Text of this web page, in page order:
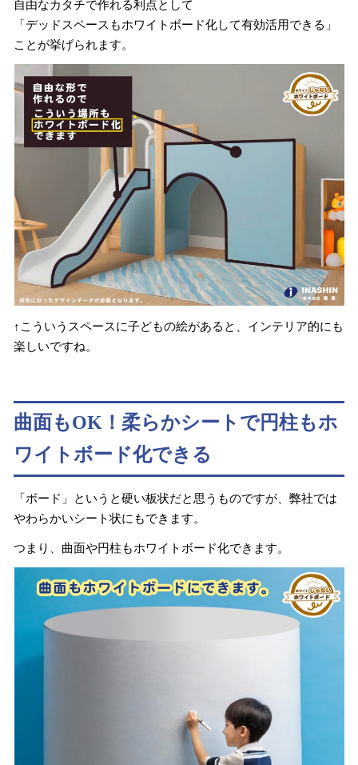
自由なカタチで作れる利点として
「デッドスペースもホワイトボード化して有効活用できる」
ことが挙げられます。
↑こういうスペースに子どもの絵があると、インテリア的にも
楽しいですね。
曲面もOK！柔らかシートで円柱もホ
ワイトボード化できる
「ボード」というと硬い板状だと思うものですが、弊社では
やわらかいシート状にもできます。
つまり、曲面や円柱もホワイトボード化できます。